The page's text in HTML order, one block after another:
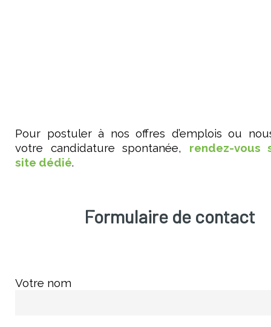
Pour postuler à nos offres d’emplois ou
votre candidature spontanée, rendez-vous
site dédié.
Formulaire de contact
Votre nom